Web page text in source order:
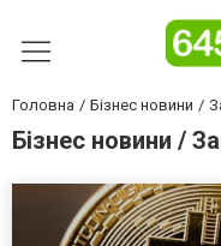
Головна Бізнес новини
Бізнес новини /